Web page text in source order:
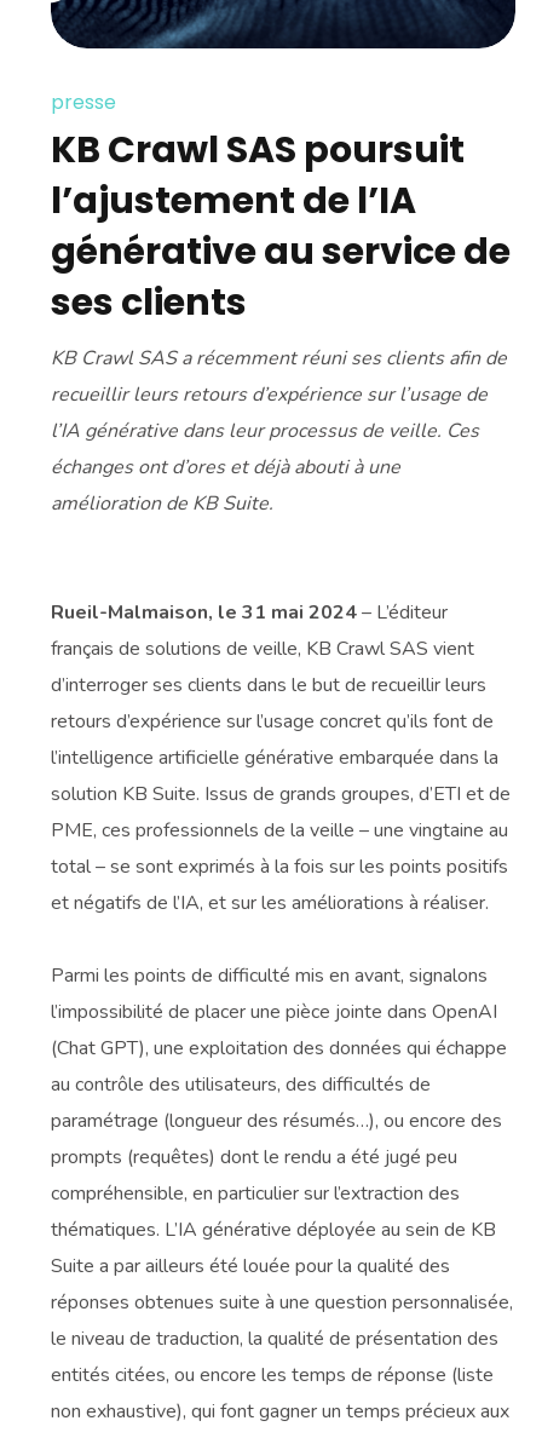
presse
KB Crawl SAS poursuit
l’ajustement de l’IA
générative au service de
ses clients
KB Crawl SAS a récemment réuni ses clients afin de
recueillir leurs retours d’expérience sur l’usage de
l’IA générative dans leur processus de veille. Ces
échanges ont d’ores et déjà abouti à une
amélioration de KB Suite.
Rueil-Malmaison, le 31 mai 2024– L’éditeur
français de solutions de veille, KB Crawl SAS vient
d’interroger ses clients dans le but de recueillir leurs
retours d’expérience sur l’usage concret qu’ils font de
l’intelligence artificielle générative embarquée dans la
solution KB Suite. Issus de grands groupes, d’ETI et de
PME, ces professionnels de la veille – une vingtaine au
total – se sont exprimés à la fois sur les points positifs
et négatifs de l’IA, et sur les améliorations à réaliser.
Parmi les points de difficulté mis en avant, signalons
l’impossibilité de placer une pièce jointe dans OpenAI
(Chat GPT), une exploitation des données qui échappe
au contrôle des utilisateurs, des difficultés de
paramétrage (longueur des résumés…), ou encore des
prompts (requêtes) dont le rendu a été jugé peu
compréhensible, en particulier sur l’extraction des
thématiques. L’IA générative déployée au sein de KB
Suite a par ailleurs été louée pour la qualité des
réponses obtenues suite à une question personnalisée,
le niveau de traduction, la qualité de présentation des
entités citées, ou encore les temps de réponse (liste
non exhaustive), qui font gagner un temps précieux aux